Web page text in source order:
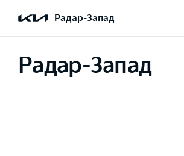
Радар-Запад
Радар-Запад